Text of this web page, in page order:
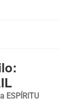
ESPÍRITU